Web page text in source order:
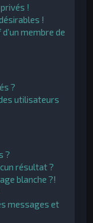
!
!
membre de
?
utilisateurs
?
résultat ?
blanche ?!
messages et